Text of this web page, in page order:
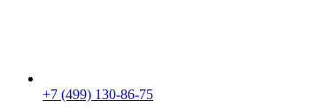
+7 (499) 130-86-75